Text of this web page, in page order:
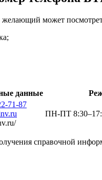
желающий может
данные
71-87
ПН-ПТ
справочной